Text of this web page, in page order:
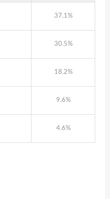
37.1%
30.5%
18.2%
9.6%
4.6%